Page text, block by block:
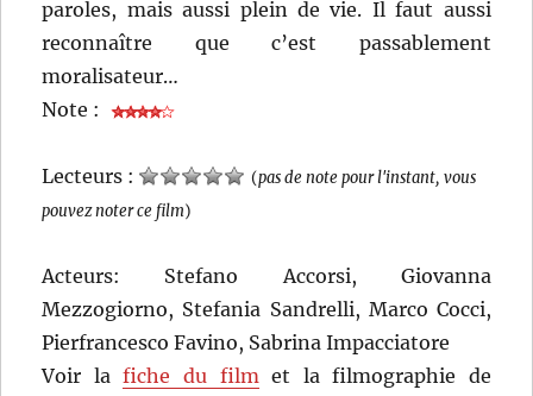
paroles, mais aussi plein de vie. Il faut aussi
reconnaître que c’est passablement
moralisateur…
Note :
Lecteurs : (pas de note pour l'instant, vous
pouvez noter ce film)
Acteurs: Stefano Accorsi, Giovanna
Mezzogiorno, Stefania Sandrelli, Marco Cocci,
Pierfrancesco Favino, Sabrina Impacciatore
Voir lafiche du filmet la filmographie de